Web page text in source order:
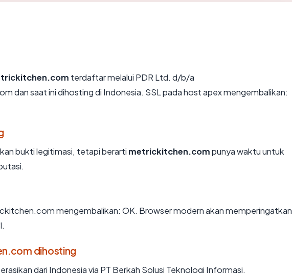
terdaftar melalui PDR Ltd. d/b/a
dan saat ini dihosting di Indonesia. SSL pada host apex mengembalikan:
bukti legitimasi, tetapi berarti metrickitchen.compunya waktu untuk
mengembalikan: OK. Browser modern akan memperingatkan
dihosting
dari Indonesia via PT Berkah Solusi Teknologi Informasi.